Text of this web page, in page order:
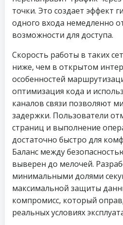
точки. Это создает эффект
одного входа немедленно
возможности для доступа.
Скорость работы в таких
ниже, чем в открытом
особенностей
оптимизация кода и
каналов связи позволяют
задержки. Пользователи
страниц и выполнение
достаточно быстро для
Баланс между
выверен до мелочей.
минимальными долями
максимальной защиты
компромисс, который
реальных условиях